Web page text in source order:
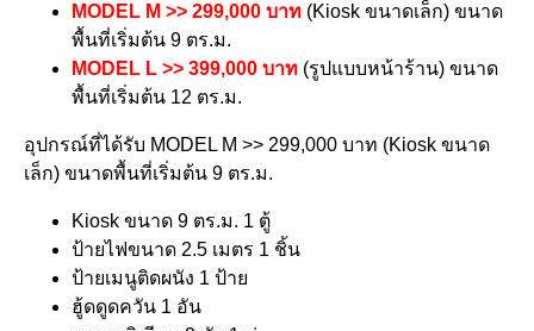
MODEL M >> 299,000 บาท (Kiosk ขนาดเล็ก) ขนาด
พื้นที่เริ่มต้น 9 ตร.ม.
MODEL L >> 399,000 บาท (รูปแบบหน้าร้าน) ขนาด
พื้นที่เริ่มต้น 12 ตร.ม.
อุปกรณ์ที่ได้รับ MODEL M >> 299,000 บาท (Kiosk ขนาด
เล็ก) ขนาดพื้นที่เริ่มต้น 9 ตร.ม.
Kiosk ขนาด 9 ตร.ม. 1 ตู้
ป้ายไฟขนาด 2.5 เมตร 1 ชิ้น
ป้ายเมนูติดผนัง 1 ป้าย
ฮู้ดดูดควัน 1 อัน